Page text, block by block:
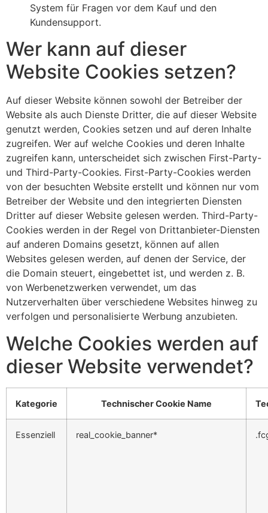
System für Fragen vor dem Kauf und den
Kundensupport.
Wer kann auf dieser
Website Cookies setzen?
Auf dieser Website können sowohl der Betreiber der
Website als auch Dienste Dritter, die auf dieser Website
genutzt werden, Cookies setzen und auf deren Inhalte
zugreifen. Wer auf welche Cookies und deren Inhalte
zugreifen kann, unterscheidet sich zwischen First-Party-
und Third-Party-Cookies. First-Party-Cookies werden
von der besuchten Website erstellt und können nur vom
Betreiber der Website und den integrierten Diensten
Dritter auf dieser Website gelesen werden. Third-Party-
Cookies werden in der Regel von Drittanbieter-Diensten
auf anderen Domains gesetzt, können auf allen
Websites gelesen werden, auf denen der Service, der
die Domain steuert, eingebettet ist, und werden z. B.
von Werbenetzwerken verwendet, um das
Nutzerverhalten über verschiedene Websites hinweg zu
verfolgen und personalisierte Werbung anzubieten.
Welche Cookies werden auf
dieser Website verwendet?
Kategorie Technischer Cookie Name
Essenziell real_cookie_banner*